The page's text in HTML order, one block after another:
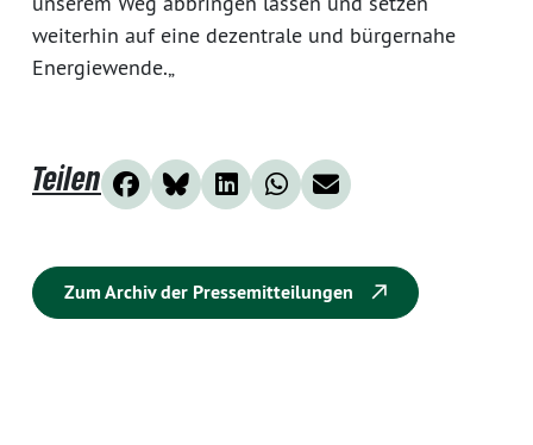
weiterhin auf eine dezentrale und bürgernahe
Energiewende.„
Teilen
Zum Archiv der Pressemitteilungen